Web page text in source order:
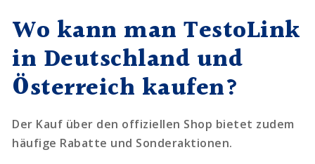
Wo kann man TestoLink
in Deutschland und
Österreich kaufen?
Der Kauf über den offiziellen Shop bietet zudem
häufige Rabatte und Sonderaktionen.